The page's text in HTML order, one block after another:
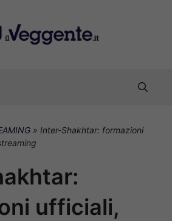
» Inter-Shakhtar: formazioni
ufficiali,